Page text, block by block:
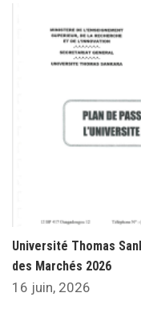
Université Thomas
des Marchés 2026
16 juin, 2026